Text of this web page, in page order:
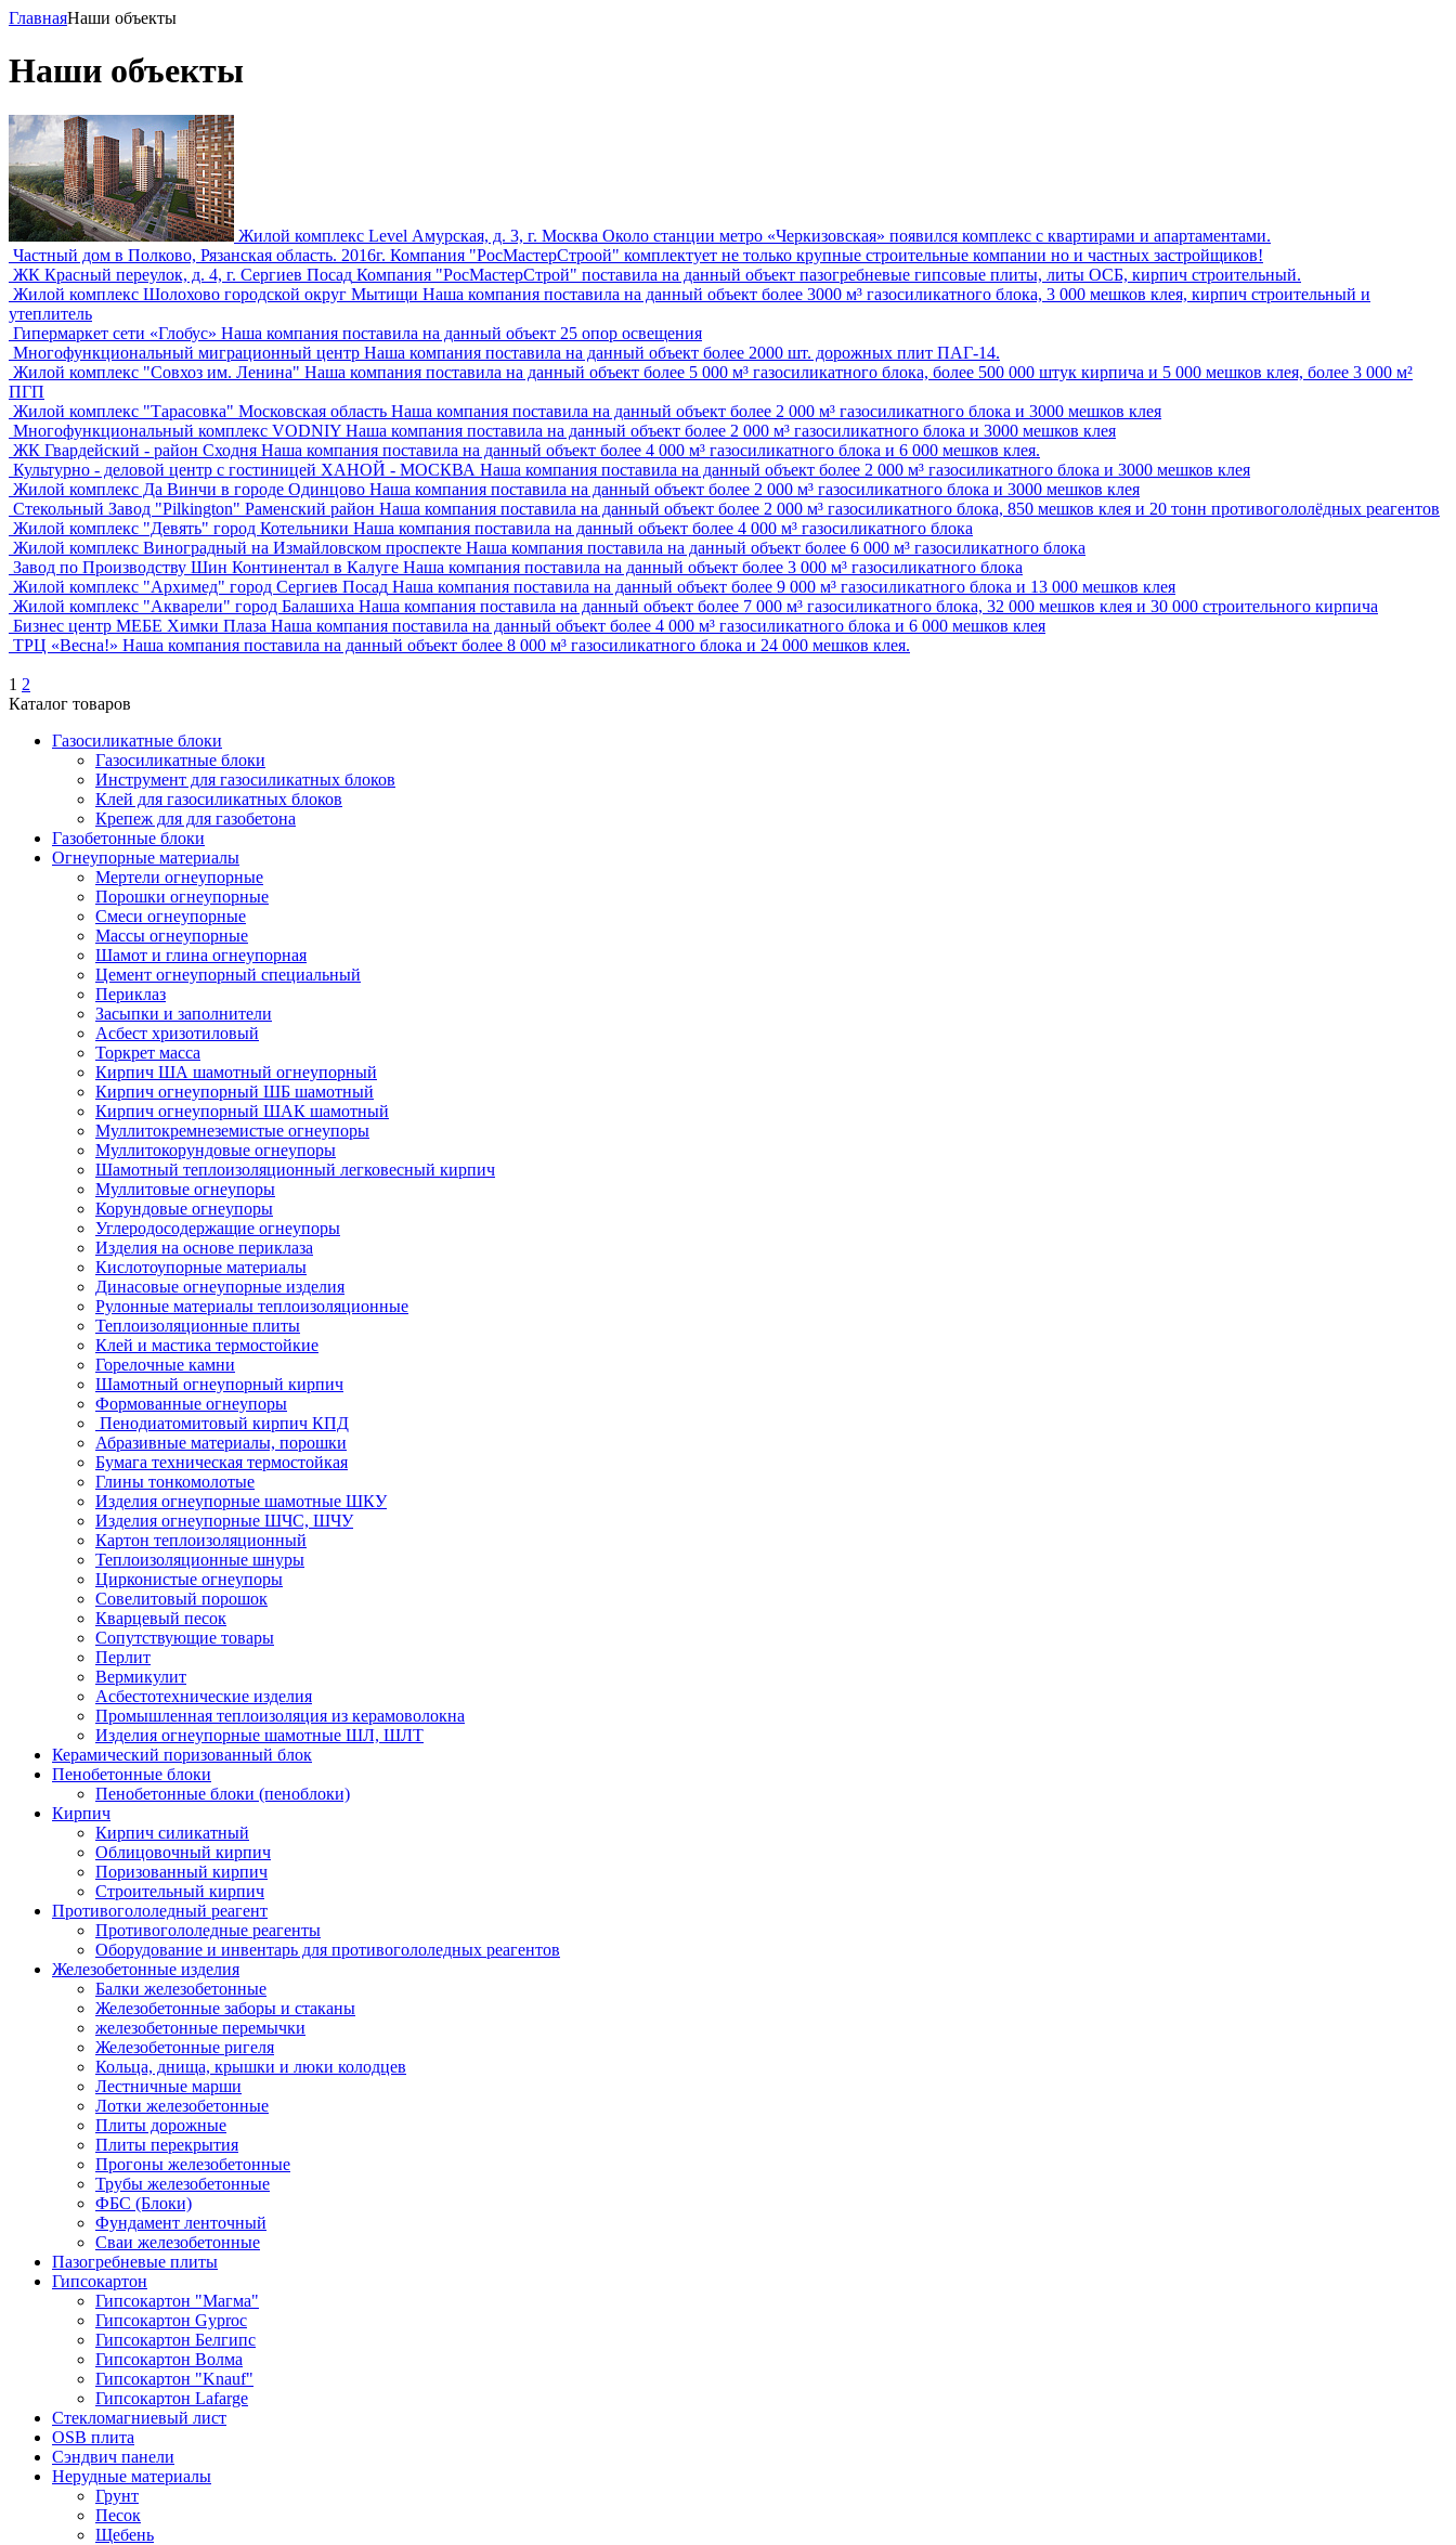
ГлавнаяНаши объекты
Наши объекты
Жилой комплекс Level Амурская, д. 3, г. Москва Около станции метро «Черкизовская» появился комплекс с квартирами и апартаментами.
Частный дом в Полково, Рязанская область. 2016г. Компания "РосМастерСтроой" комплектует не только крупные строительные компании но и частных застройщиков!
ЖК Красный переулок, д. 4, г. Сергиев Посад Компания "РосМастерСтрой" поставила на данный объект пазогребневые гипсовые плиты, литы ОСБ, кирпич строительный.
Жилой комплекс Шолохово городской округ Мытищи Наша компания поставила на данный объект более 3000 м³ газосиликатного блока, 3 000 мешков клея, кирпич строительный и
утеплитель
Гипермаркет сети «Глобус» Наша компания поставила на данный объект 25 опор освещения
Многофункциональный миграционный центр Наша компания поставила на данный объект более 2000 шт. дорожных плит ПАГ-14.
Жилой комплекс "Совхоз им. Ленина" Наша компания поставила на данный объект более 5 000 м³ газосиликатного блока, более 500 000 штук кирпича и 5 000 мешков клея, более 3 000 м²
ПГП
Жилой комплекс "Тарасовка" Московская область Наша компания поставила на данный объект более 2 000 м³ газосиликатного блока и 3000 мешков клея
Многофункциональный комплекс VODNIY Наша компания поставила на данный объект более 2 000 м³ газосиликатного блока и 3000 мешков клея
ЖК Гвардейский - район Сходня Наша компания поставила на данный объект более 4 000 м³ газосиликатного блока и 6 000 мешков клея.
Культурно - деловой центр с гостиницей ХАНОЙ - МОСКВА Наша компания поставила на данный объект более 2 000 м³ газосиликатного блока и 3000 мешков клея
Жилой комплекс Да Винчи в городе Одинцово Наша компания поставила на данный объект более 2 000 м³ газосиликатного блока и 3000 мешков клея
Стекольный Завод "Pilkington" Раменский район Наша компания поставила на данный объект более 2 000 м³ газосиликатного блока, 850 мешков клея и 20 тонн противогололёдных реагентов
Жилой комплекс "Девять" город Котельники Наша компания поставила на данный объект более 4 000 м³ газосиликатного блока
Жилой комплекс Виноградный на Измайловском проспекте Наша компания поставила на данный объект более 6 000 м³ газосиликатного блока
Завод по Производству Шин Континентал в Калуге Наша компания поставила на данный объект более 3 000 м³ газосиликатного блока
Жилой комплекс "Архимед" город Сергиев Посад Наша компания поставила на данный объект более 9 000 м³ газосиликатного блока и 13 000 мешков клея
Жилой комплекс "Акварели" город Балашиха Наша компания поставила на данный объект более 7 000 м³ газосиликатного блока, 32 000 мешков клея и 30 000 строительного кирпича
Бизнес центр МЕБЕ Химки Плаза Наша компания поставила на данный объект более 4 000 м³ газосиликатного блока и 6 000 мешков клея
ТРЦ «Весна!» Наша компания поставила на данный объект более 8 000 м³ газосиликатного блока и 24 000 мешков клея.
1 2
Каталог товаров
Газосиликатные блоки
Газосиликатные блоки
Инструмент для газосиликатных блоков
Клей для газосиликатных блоков
Крепеж для для газобетона
Газобетонные блоки
Огнеупорные материалы
Мертели огнеупорные
Порошки огнеупорные
Смеси огнеупорные
Массы огнеупорные
Шамот и глина огнеупорная
Цемент огнеупорный специальный
Периклаз
Засыпки и заполнители
Асбест хризотиловый
Торкрет масса
Кирпич ША шамотный огнеупорный
Кирпич огнеупорный ШБ шамотный
Кирпич огнеупорный ШАК шамотный
Муллито­­кремнеземистые огнеупоры
Муллито­корундовые огнеупоры
Шамотный тепло­изоляционный легковесный кирпич
Муллитовые огнеупоры
Корундовые огнеупоры
Углеродо­содержащие огнеупоры
Изделия на основе периклаза
Кислотоупорные материалы
Динасовые огнеупорные изделия
Рулонные материалы теплоизоляционные
Тепло­изоляционные плиты
Клей и мастика термостойкие
Горелочные камни
Шамотный огнеупорный кирпич
Формованные огнеупоры
Пенодиатомитовый кирпич КПД
Абразивные материалы, порошки
Бумага техническая термостойкая
Глины тонкомолотые
Изделия огнеупорные шамотные ШКУ
Изделия огнеупорные ШЧС, ШЧУ
Картон теплоизоляционный
Теплоизоляционные шнуры
Цирконистые огнеупоры
Совелитовый порошок
Кварцевый песок
Сопутствующие товары
Перлит
Вермикулит
Асбесто­технические изделия
Промышленная теплоизоляция из керамоволокна
Изделия огнеупорные шамотные ШЛ, ШЛТ
Керамический поризованный блок
Пенобетонные блоки
Пенобетонные блоки (пеноблоки)
Кирпич
Кирпич силикатный
Облицовочный кирпич
Поризованный кирпич
Строительный кирпич
Противогололедный реагент
Противогололедные реагенты
Оборудование и инвентарь для противогололедных реагентов
Железобетонные изделия
Балки железобетонные
Железобетонные заборы и стаканы
железобетонные перемычки
Железобетонные ригеля
Кольца, днища, крышки и люки колодцев
Лестничные марши
Лотки железобетонные
Плиты дорожные
Плиты перекрытия
Прогоны железобетонные
Трубы железобетонные
ФБС (Блоки)
Фундамент ленточный
Сваи железобетонные
Пазогребневые плиты
Гипсокартон
Гипсокартон "Магма"
Гипсокартон Gyproc
Гипсокартон Белгипс
Гипсокартон Волма
Гипсокартон "Knauf"
Гипсокартон Lafarge
Стекломагниевый лист
OSB плита
Сэндвич панели
Нерудные материалы
Грунт
Песок
Щебень